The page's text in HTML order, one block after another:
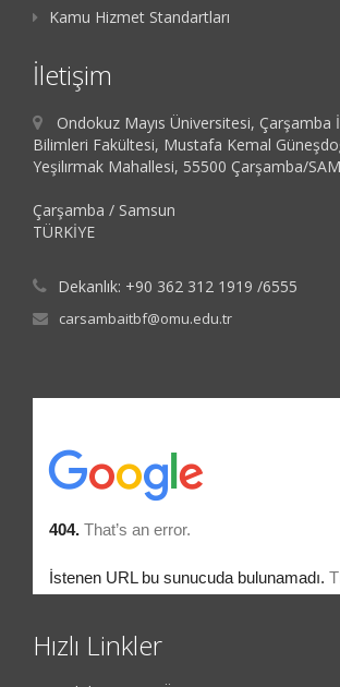
Kamu Hizmet Standartları
İletişim
Ondokuz Mayıs Üniversitesi, Çarşamba
Bilimleri Fakültesi, Mustafa Kemal
Yeşilırmak Mahallesi, 55500 Çarşamba/
Çarşamba / Samsun
TÜRKİYE
Dekanlık: +90 362 312 1919 /6555
carsambaitbf@omu.edu.tr
Hızlı Linkler